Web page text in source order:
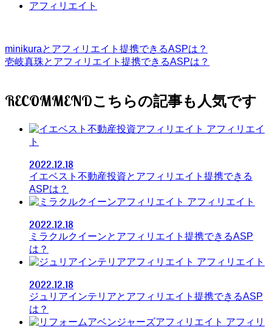
アフィリエイト
minikuraとアフィリエイト提携できるASPは？
壱岐真珠とアフィリエイト提携できるASPは？
RECOMMEND
アフィリエイ
ト
2022.12.18
イエベスト不動産投資とアフィリエイト提携できる
ASPは？
アフィリエイト
2022.12.18
ミラクルクイーンとアフィリエイト提携できるASP
は？
アフィリエイト
2022.12.18
ジュリアインテリアとアフィリエイト提携できるASP
は？
アフィリ